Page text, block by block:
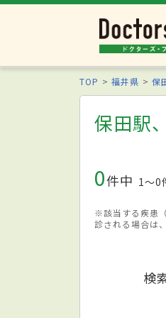
TOP 福井県 保
保田駅
0件中 1〜0
※該当する疾患
診される場合は
検